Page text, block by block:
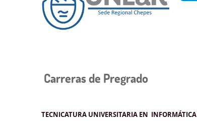
Carreras de Pregrado
TECNICATURA UNIVERSITARIA EN INFORMÁTICA